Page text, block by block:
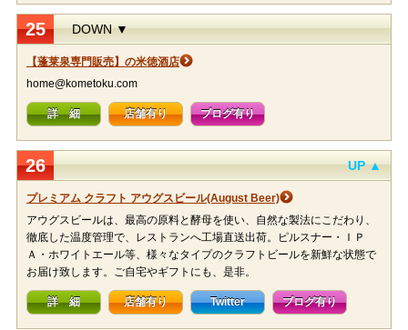
25 DOWN ▼
【蓬莱泉専門販売】の米徳酒店
home@kometoku.com
詳 細 店舗有り ブログ有り
26 UP ▲
プレミアム クラフト アウグスビール(August Beer)
アウグスビールは、最高の原料と酵母を使い、自然な製法にこだわり、
徹底した温度管理で、レストランへ工場直送出荷。ピルスナー・ＩＰ
Ａ・ホワイトエール等、様々なタイプのクラフトビールを新鮮な状態で
お届け致します。ご自宅やギフトにも、是非。
詳 細 店舗有り Twitter ブログ有り